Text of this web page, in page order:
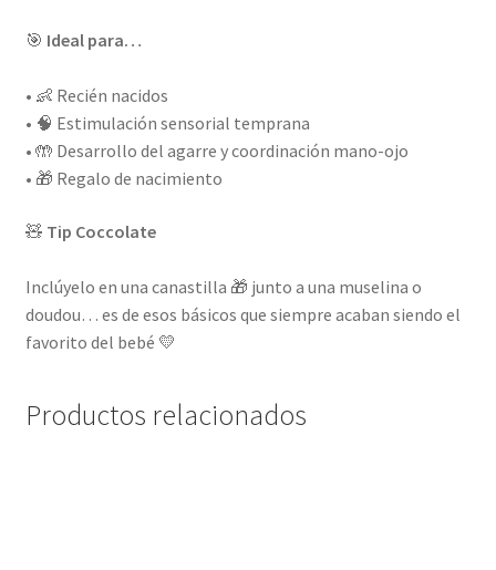
🎯 Ideal para…
• 👶 Recién nacidos
• 🧠 Estimulación sensorial temprana
• 🤲 Desarrollo del agarre y coordinación mano-ojo
• 🎁 Regalo de nacimiento
🧸 Tip Coccolate
Inclúyelo en una canastilla 🎁 junto a una muselina o
doudou… es de esos básicos que siempre acaban siendo el
favorito del bebé 💛
Productos relacionados